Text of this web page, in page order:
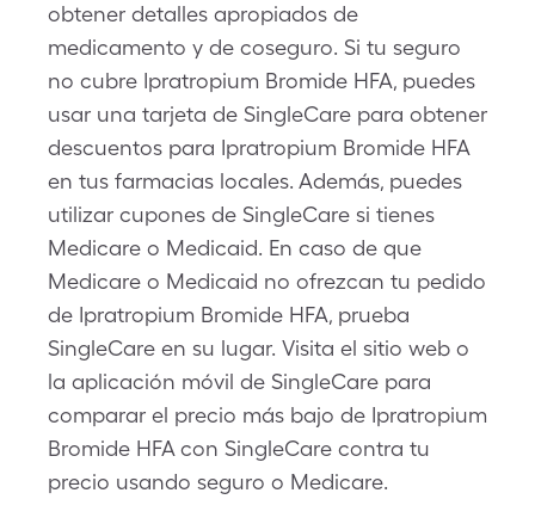
obtener detalles apropiados de
medicamento y de coseguro. Si tu seguro
no cubre Ipratropium Bromide HFA, puedes
usar una tarjeta de SingleCare para obtener
descuentos para Ipratropium Bromide HFA
en tus farmacias locales. Además, puedes
utilizar cupones de SingleCare si tienes
Medicare o Medicaid. En caso de que
Medicare o Medicaid no ofrezcan tu pedido
de Ipratropium Bromide HFA, prueba
SingleCare en su lugar. Visita el sitio web o
la aplicación móvil de SingleCare para
comparar el precio más bajo de Ipratropium
Bromide HFA con SingleCare contra tu
precio usando seguro o Medicare.